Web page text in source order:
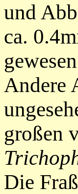
und
ca.
Andere
großen
Die